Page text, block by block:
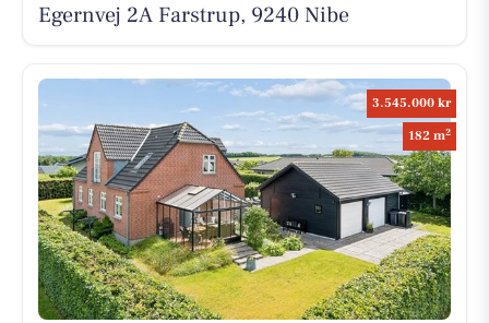
Egernvej 2A Farstrup, 9240 Nibe
3.545.000 kr
182 m2